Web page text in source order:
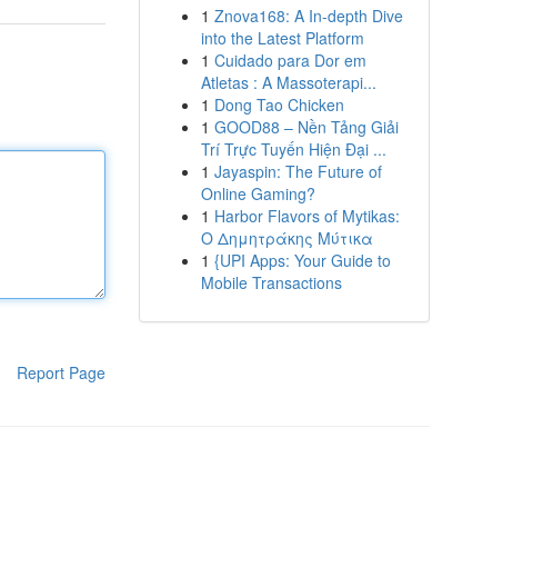
Report Page
1 Znova168: A In-depth Dive
into the Latest Platform
1 Cuidado para Dor em
Atletas : A Massoterapi...
1 Dong Tao Chicken
1 GOOD88 – Nền Tảng Giải
Trí Trực Tuyến Hiện Đại ...
1 Jayaspin: The Future of
Online Gaming?
1 Harbor Flavors of Mytikas:
Ο Δημητράκης Μύτικα
1 {UPI Apps: Your Guide to
Mobile Transactions